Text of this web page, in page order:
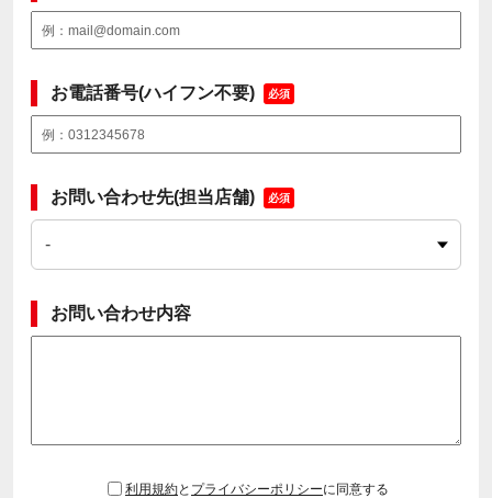
お電話番号(ハイフン不要) 必須
お問い合わせ先(担当店舗) 必須
お問い合わせ内容
利用規約と プライバシーポリシーに同意する